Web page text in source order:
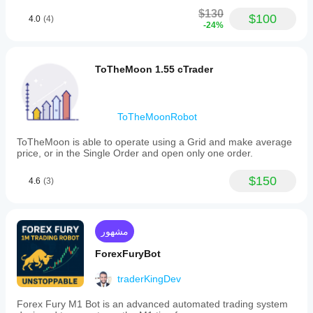
TS LONG Step (pips)
SHORT:
Use Trailing SHORT
TS SHORT Start (pips)
TS SHORT Step (pips)
Then, SL follows price at the given Distance, updating
Early exit: keep only with-trend
trades
If enabled, on each bar Dominator:
Evaluates the current trend (Bullish, Bearish, or Flat)
Closes all positions that are not aligned with that
4.0 (4) $130
-24% $100
ToTheMoon 1.55 cTrader
ToTheMoonRobot
ToTheMoon is able to operate using a Grid and make average
price, or in the Single Order and open only one order.
4.6 (3) $150
مشهور
ForexFuryBot
traderKingDev
Forex Fury M1 Bot is an advanced automated trading system